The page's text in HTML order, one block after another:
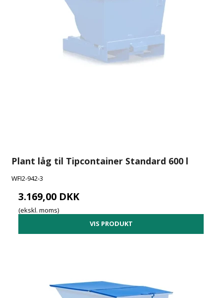
Plant låg til Tipcontainer Standard 600 l
WFI2-942-3
3.169,00 DKK
(ekskl. moms)
VIS PRODUKT